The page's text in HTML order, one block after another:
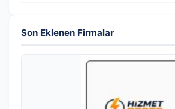
Son Eklenen Firmalar